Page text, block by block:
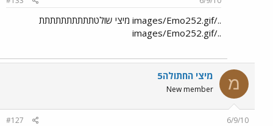
../images/Emo252.gif מיצי שולטתתתתתתתתתת
../images/Emo252.gif
מ מיצי החתולה5
New member
6/9/10
#127